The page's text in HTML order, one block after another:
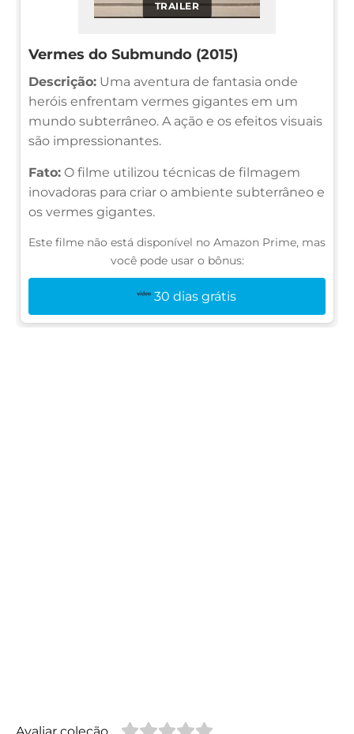
TRAILER
Vermes do Submundo (2015)
Descrição: Uma aventura de fantasia onde
heróis enfrentam vermes gigantes em um
mundo subterrâneo. A ação e os efeitos visuais
são impressionantes.
Fato: O filme utilizou técnicas de filmagem
inovadoras para criar o ambiente subterrâneo e
os vermes gigantes.
Este filme não está disponível no Amazon Prime, mas
você pode usar o bônus:
30 dias grátis